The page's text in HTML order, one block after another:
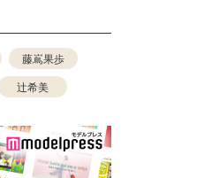
藤嶌果歩
辻希美